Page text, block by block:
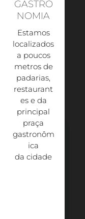
GASTRO
NOMIA
Estamos
localizados
a poucos
metros de
padarias,
restaurant
es e da
principal
praça
gastronôm
ica
da cidade